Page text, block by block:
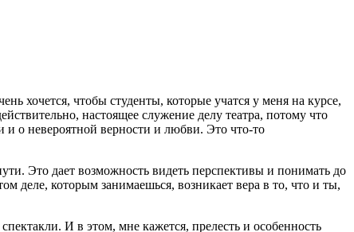
хочется, чтобы студенты, которые учатся у меня на курсе,
настоящее служение делу театра, потому что
и о невероятной верности и любви. Это что-то
Это дает возможность видеть перспективы и понимать до
деле, которым занимаешься, возникает вера в то, что и ты,
И в этом, мне кажется, прелесть и особенность